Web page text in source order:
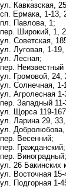
ул. Кавказская,
сп. Ермака, 1-13,
пл. Павлова, 1;
пер. Широкий, 1,
ул. Советская,
ул. Луговая, 1-19,
ул. Лесная;
пер. Неизвестный
ул. Громовой, 24,
ул. Солнечная, 1-
ул. Агролесная
пер. Западный
ул. Щорса 119-
ул. Ларина 29,
ул. Добролюбова,
пер. Весенний;
пер. Гражданский;
пер. Виноградный;
ул. 26 Бакинских
ул. Восточная 15-
ул. Подгорная 1-